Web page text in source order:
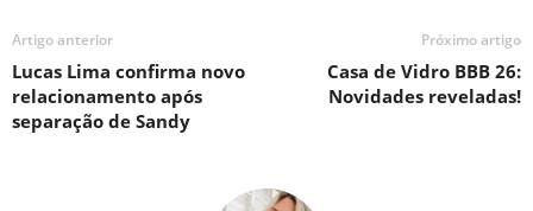
Artigo anterior
Lucas Lima confirma novo
relacionamento após
separação de Sandy
Próximo artigo
Casa de Vidro BBB 26:
Novidades reveladas!